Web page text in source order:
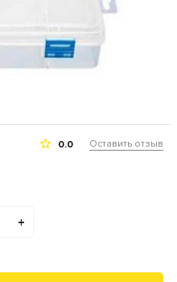
0.0 Оставить отзыв
+